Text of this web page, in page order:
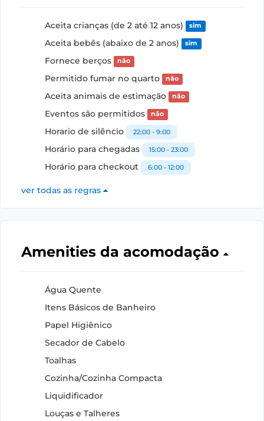
Aceita crianças (de 2 até 12 anos) sim
Aceita bebês (abaixo de 2 anos) sim
Fornece berços não
Permitido fumar no quarto não
Aceita animais de estimação não
Eventos são permitidos não
Horario de silêncio 22:00 - 9:00
Horário para chegadas 15:00 - 23:00
Horário para checkout 6:00 - 12:00
ver todas as regras
Amenities da acomodação
Água Quente
Itens Básicos de Banheiro
Papel Higiênico
Secador de Cabelo
Toalhas
Cozinha/Cozinha Compacta
Liquidificador
Louças e Talheres